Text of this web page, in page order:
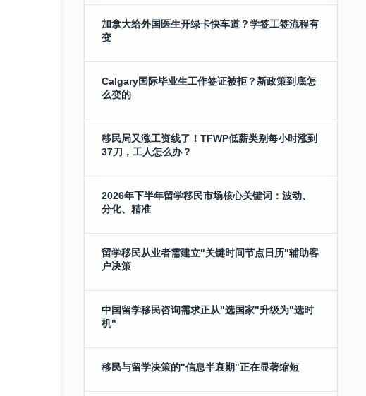
加拿大给外国医生开绿卡快车道？学签工签流程有
变
Calgary国际毕业生工作签证被拒？新政策到底怎
么变的
移民局又涨工资线了！TFWP低薪类别每小时涨到
37刀，工人怎么办？
2026年下半年留学移民市场核心关键词：波动、
分化、精准
留学移民从业者需建立"关键时间节点日历"辅助客
户决策
中国留学移民咨询需求正从"选国家"升级为"选时
机"
移民与留学决策的"信息半衰期"正在显著缩短